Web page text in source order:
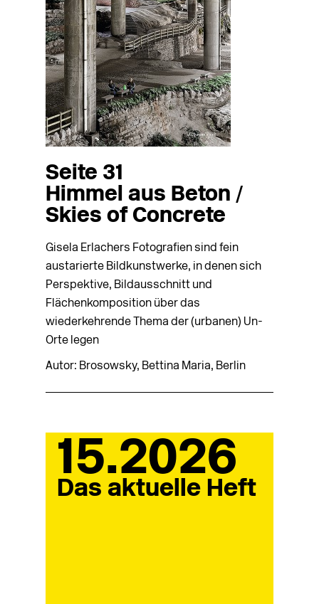
Seite 31
Himmel aus Beton /
Skies of Concrete
Gisela Erlachers Fotografien sind fein
austarierte Bildkunstwerke, in denen sich
Perspektive, Bildausschnitt und
Flächenkomposition über das
wiederkehrende Thema der (urbanen) Un-
Orte legen
Autor: Brosowsky, Bettina Maria, Berlin
15.2026
Das aktuelle Heft